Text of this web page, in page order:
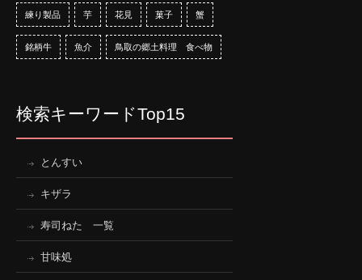
練り製品 芋 花見 菓子 蟹
銘柄牛 魚介 鳥取の郷土料理 食べ物
検索キーワードTop15
とんすい
キザラ
寿司ねた 一覧
甘味処